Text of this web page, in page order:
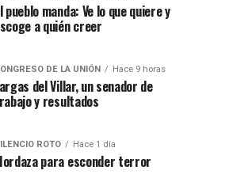
pueblo manda: Ve lo que quiere y
a quién creer
DE LA UNIÓN Hace 9 horas
del Villar, un senador de
y resultados
ROTO Hace 1 día
para esconder terror